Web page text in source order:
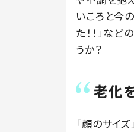
いころと今
た！！」な
うか？
老化
「顔のサイ